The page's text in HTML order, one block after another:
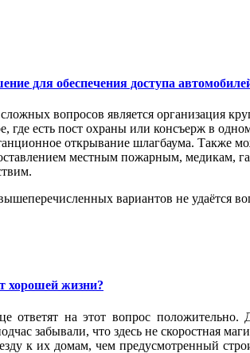
для обеспечения доступа
вопросов является организация
где есть пост охраны или консъерж в
открывание шлагбаума. Также
местным пожарным, медикам,
вариантов не удаётся
хорошей жизни?
на этот вопрос положительно.
забывали, что здесь не скоростная
к их домам, чем предусмотренный